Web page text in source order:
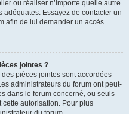
ou réaliser n’importe quelle autre
Essayez de contacter un
afin de lui demander un accès.
jointes ?
pièces jointes sont accordées
administrateurs du forum ont peut-
dans le forum concerné, ou seuls
cette autorisation. Pour plus